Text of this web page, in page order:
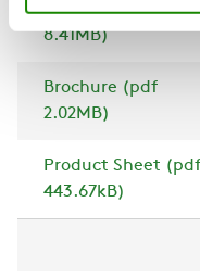
Overview 2026 (pdf
8.41MB)
Brochure (pdf
2.02MB)
Product Sheet (pdf
443.67kB)